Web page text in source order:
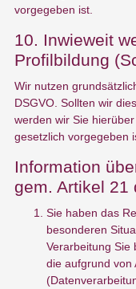
vorgegeben ist.
10. Inwieweit
Profilbildung
Wir nutzen
DSGVO. Sollten wir
werden wir Sie
gesetzlich vorgegeben
Information
gem. Artikel 21
Sie haben das
besonderen
Verarbeitung Sie
die aufgrund von